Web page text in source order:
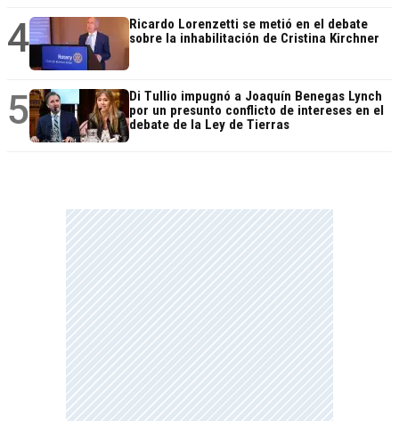
4
Ricardo Lorenzetti se metió en el debate
sobre la inhabilitación de Cristina Kirchner
5
Di Tullio impugnó a Joaquín Benegas Lynch
por un presunto conflicto de intereses en el
debate de la Ley de Tierras